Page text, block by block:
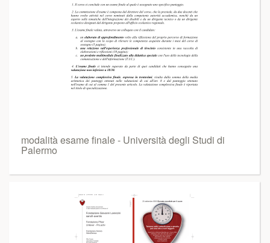
modalità esame finale - Università degli Studi di
Palermo